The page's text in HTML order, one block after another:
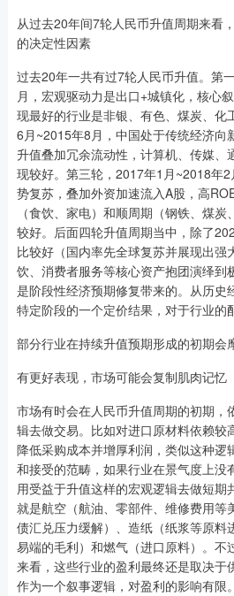
从过去20年间7轮人民币升值周期来看
的决定性因素
过去20年一共有过7轮人民币升值。第
月，宏观驱动力是出口+城镇化，核心
现最好的行业是非银、有色、煤炭、化
6月~2015年8月，中国处于传统经济向
升值叠加冗余流动性，计算机、传媒、
现较好。第三轮，2017年1月~2018年
势复苏，叠加外资加速流入A股，高
（食饮、家电）和顺周期（钢铁、煤
较好。后面四轮升值周期当中，除了
比较好（国内率先全球复苏并展现出强
饮、消费者服务等核心资产抱团演绎到
是阶段性经济预期修复带来的。从历史
特定阶段的一个定价结果，对于行业的
部分行业在持续升值预期形成的初期会
有更好表现，市场可能会复制肌肉记忆
市场有时会在人民币升值周期的初期，
辑去做交易。比如对进口原材料依赖较
降低采购成本并增厚利润，类似这种逻
和接受的范畴，如果行业在景气度上没
用受益于升值这样的宏观逻辑去做短期
就是航空（航油、零部件、维修费用等
债汇兑压力缓解）、造纸（纸浆等原料
易端的毛利）和燃气（进口原料）。不
来看，这些行业的盈利最终还是取决于
作为一个叙事逻辑，对盈利的影响有限。